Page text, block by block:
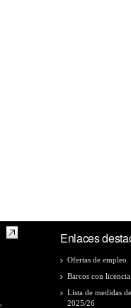
Enlaces
Ofertas de empleo
Barcos con
Lista de medidas
2025/26